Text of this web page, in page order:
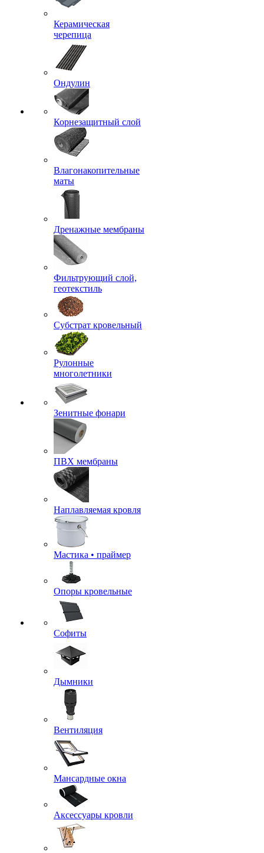
Керамическая
черепица
Ондулин
Корнезащитный слой
Влагонакопительные
маты
Дренажные мембраны
Фильтрующий слой,
геотекстиль
Субстрат кровельный
Рулонные
многолетники
Зенитные фонари
ПВХ мембраны
Наплавляемая кровля
Мастика • праймер
Опоры кровельные
Софиты
Дымники
Вентиляция
Мансардные окна
Аксессуары кровли